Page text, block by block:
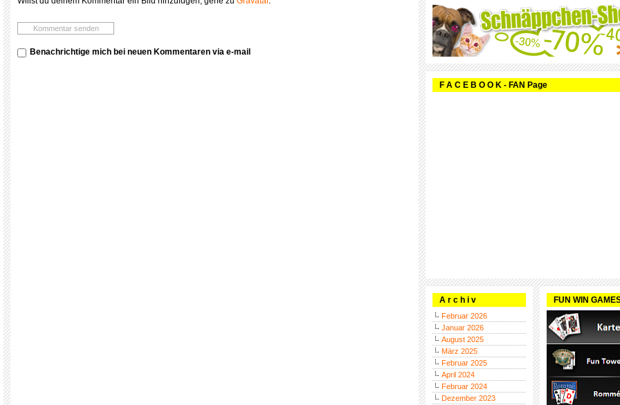
Benachrichtige mich bei neuen Kommentaren via e-mail
F A C E B O O K - FAN Page
A r c h i v
Februar 2026
Januar 2026
August 2025
März 2025
Februar 2025
April 2024
Februar 2024
Dezember 2023
FUN WIN